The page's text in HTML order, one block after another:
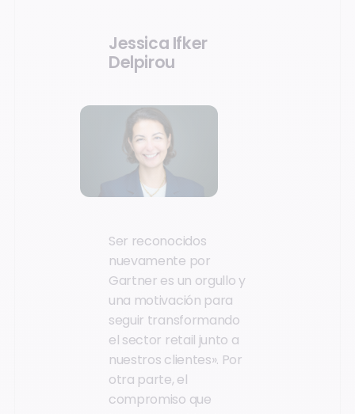
Jessica Ifker
Delpirou
Ser reconocidos
nuevamente por
Gartner es un orgullo y
una motivación para
seguir transformando
el sector retail junto a
nuestros clientes». Por
otra parte, el
compromiso que